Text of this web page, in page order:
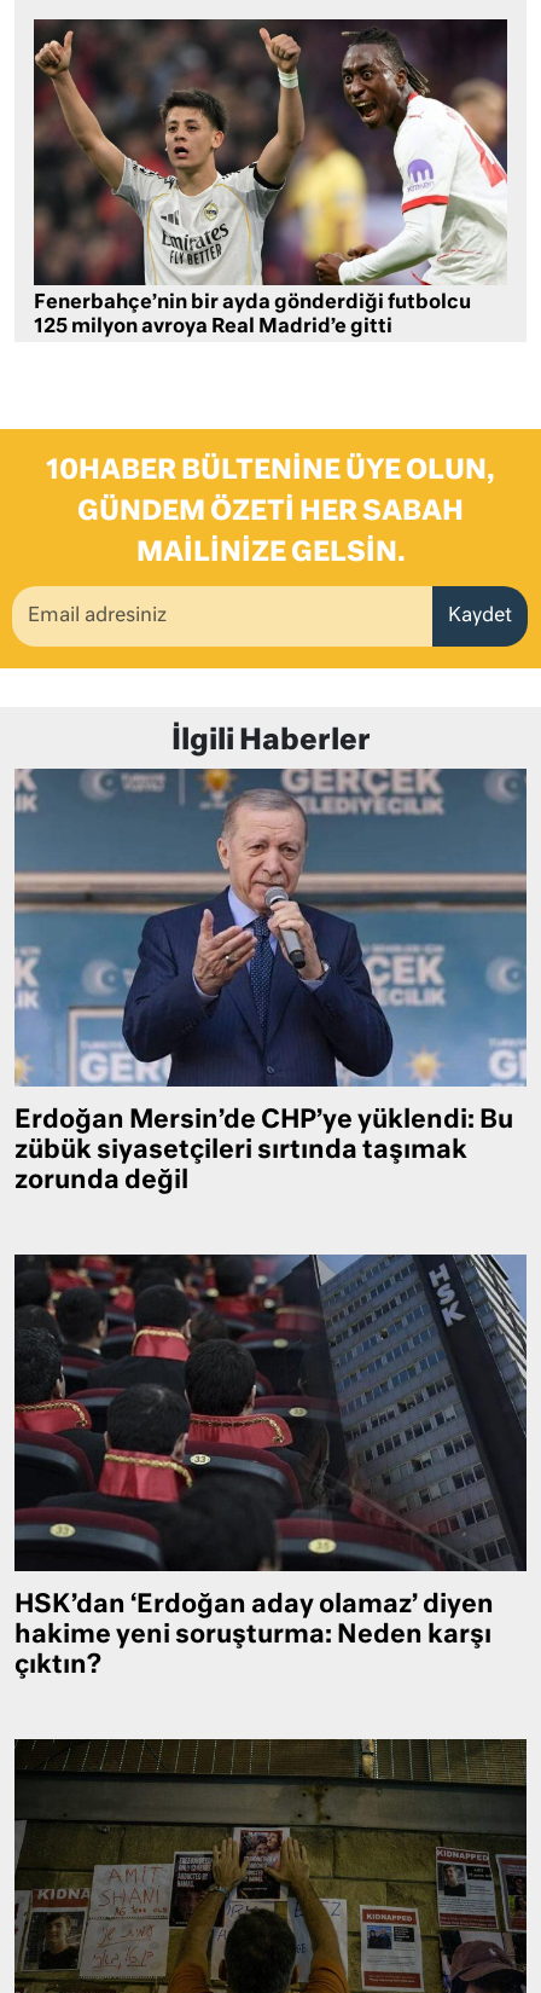
Fenerbahçe’nin bir ayda gönderdiği futbolcu
125 milyon avroya Real Madrid’e gitti
10HABER BÜLTENINE ÜYE OLUN,
GÜNDEM ÖZETI HER SABAH
MAILINIZE GELSIN.
Kaydet
İlgili Haberler
Erdoğan Mersin’de CHP’ye yüklendi: Bu
zübük siyasetçileri sırtında taşımak
zorunda değil
HSK’dan ‘Erdoğan aday olamaz’ diyen
hakime yeni soruşturma: Neden karşı
çıktın?